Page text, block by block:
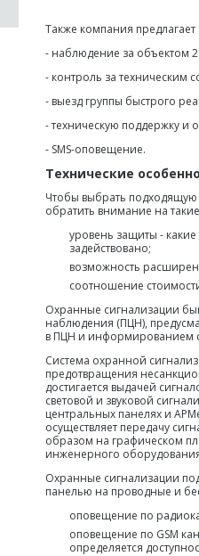
Также компания
- наблюдение за объектом
- контроль за техническим
- выезд группы быстрого
- техническую поддержку и
- SMS-оповещение.
Технические
Чтобы выбрать подходящую
обратить внимание на
уровень защиты -
задействовано;
возможность
соотношение
Охранные сигнализации
наблюдения (ПЦН),
в ПЦН и информированием
Система охранной
предотвращения
достигается выдачей
световой и звуковой
центральных панелях и
осуществляет передачу
образом на графическом
инженерного оборудования
Охранные сигнализации
панелью на проводные и
оповещение по
оповещение по GSM
определяется